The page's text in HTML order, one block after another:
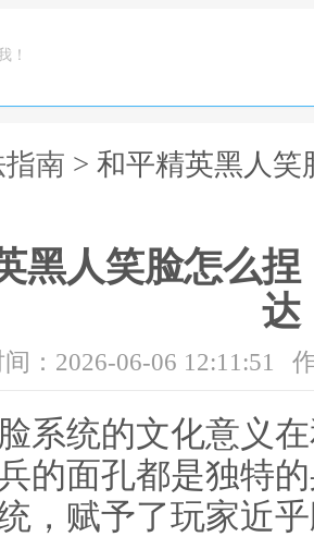
！
南 > 和平精英黑人
黑人笑脸怎么
达
：2026-06-06 12:11:51
系统的文化意义
的面孔都是独特
，赋予了玩家近